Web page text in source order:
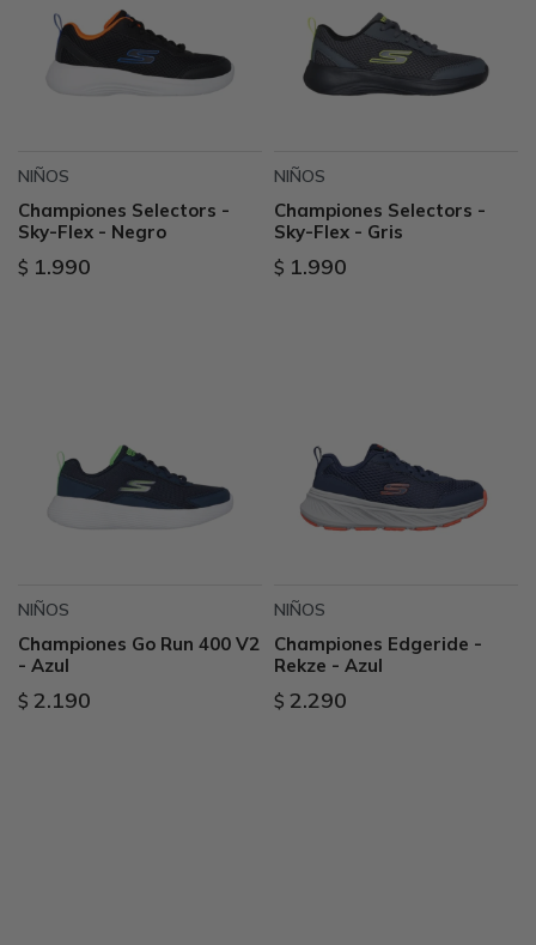
NIÑOS
Championes Selectors -
Sky-Flex - Negro
$ 1.990
NIÑOS
Championes Selectors -
Sky-Flex - Gris
$ 1.990
NIÑOS
Championes Go Run 400 V2
- Azul
$ 2.190
NIÑOS
Championes Edgeride -
Rekze - Azul
$ 2.290